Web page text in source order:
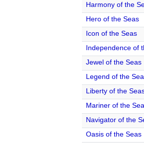
Harmony of the
Hero of the Seas
Icon of the Seas
Independence of
Jewel of the Seas
Legend of the
Liberty of the
Mariner of the
Navigator of the
Oasis of the Seas